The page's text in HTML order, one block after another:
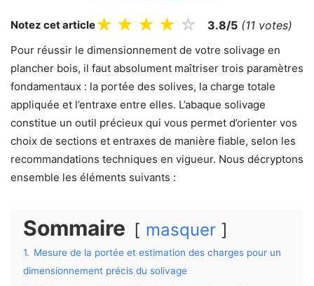
Notez cet article★ ★ ★ ★ ☆ 3.8/5 (11 votes)
Pour réussir le dimensionnement de votre solivage en
plancher bois, il faut absolument maîtriser trois paramètres
fondamentaux : la portée des solives, la charge totale
appliquée et l’entraxe entre elles. L’abaque solivage
constitue un outil précieux qui vous permet d’orienter vos
choix de sections et entraxes de manière fiable, selon les
recommandations techniques en vigueur. Nous décryptons
ensemble les éléments suivants :
Sommaire masquer
1. Mesure de la portée et estimation des charges pour un
dimensionnement précis du solivage